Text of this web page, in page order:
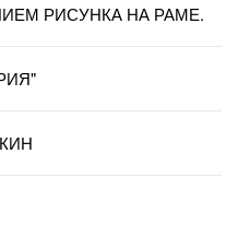
РИСУНКА НА РАМЕ.